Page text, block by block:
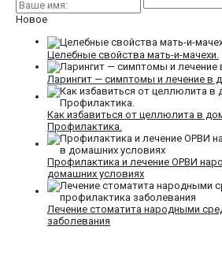
Новое
Целебные свойства мать-и-мачехи.
Ларингит — симптомы и лечение в
Как избавиться от целлюлита в
Профилактика.
Профилактика и лечение ОРВИ
домашних условиях
Лечение стоматита народными
заболевания